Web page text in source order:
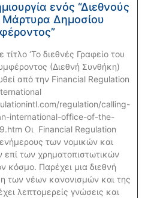
ενός “Διεθνούς
Μάρτυρα Δημοσίου
‘Το διεθνές Γραφείο του
(Διεθνή Συνθήκη)
από την Financial Regulation
regulation/calling-
international-office-of-the-
Οι Financial Regulation
των νομικών και
επί των χρηματοπιστωτικών
κόσμο. Παρέχει μια διεθνή
των νέων κανονισμών και της
λεπτομερείς γνώσεις και